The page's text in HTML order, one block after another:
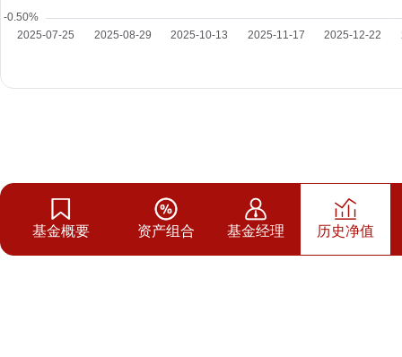
基金概要 资产组合 基金经理 历史净值